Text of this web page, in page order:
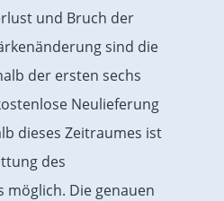
und Bruch der
sind die
der ersten sechs
Neulieferung
dieses Zeitraumes ist
des
möglich. Die genauen